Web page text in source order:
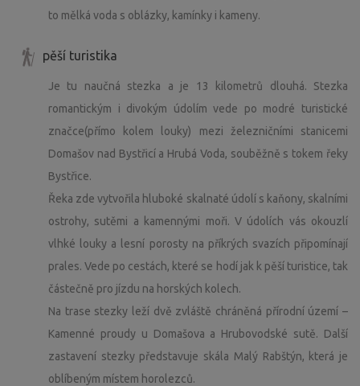
to mělká voda s oblázky, kamínky i kameny.
pěší turistika
Je tu naučná stezka a je 13 kilometrů dlouhá. Stezka
romantickým i divokým údolím vede po modré turistické
značce(přímo kolem louky) mezi železničními stanicemi
Domašov nad Bystřicí a Hrubá Voda, souběžně s tokem řeky
Bystřice.
Řeka zde vytvořila hluboké skalnaté údolí s kaňony, skalními
ostrohy, sutěmi a kamennými moři. V údolích vás okouzlí
vlhké louky a lesní porosty na příkrých svazích připomínají
prales. Vede po cestách, které se hodí jak k pěší turistice, tak
částečně pro jízdu na horských kolech.
Na trase stezky leží dvě zvláště chráněná přírodní území –
Kamenné proudy u Domašova a Hrubovodské sutě. Další
zastavení stezky představuje skála Malý Rabštýn, která je
oblíbeným místem horolezců.